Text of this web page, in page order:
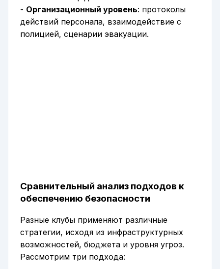
- Организационный уровень: протоколы
действий персонала, взаимодействие с
полицией, сценарии эвакуации.
Сравнительный анализ подходов к
обеспечению безопасности
Разные клубы применяют различные
стратегии, исходя из инфраструктурных
возможностей, бюджета и уровня угроз.
Рассмотрим три подхода: